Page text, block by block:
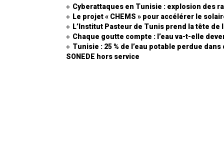
Cyberattaques en Tunisie : explosion des
Le projet « CHEMS » pour accélérer le
L’Institut Pasteur de Tunis prend la tête
Chaque goutte compte : l’eau va-t-elle
Tunisie : 25 % de l’eau potable perdue
SONEDE hors service